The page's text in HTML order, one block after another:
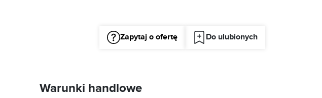
Zapytaj o ofertę Do ulubionych
Warunki handlowe